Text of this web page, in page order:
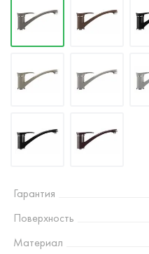
Гарантия
Поверхность
Материал